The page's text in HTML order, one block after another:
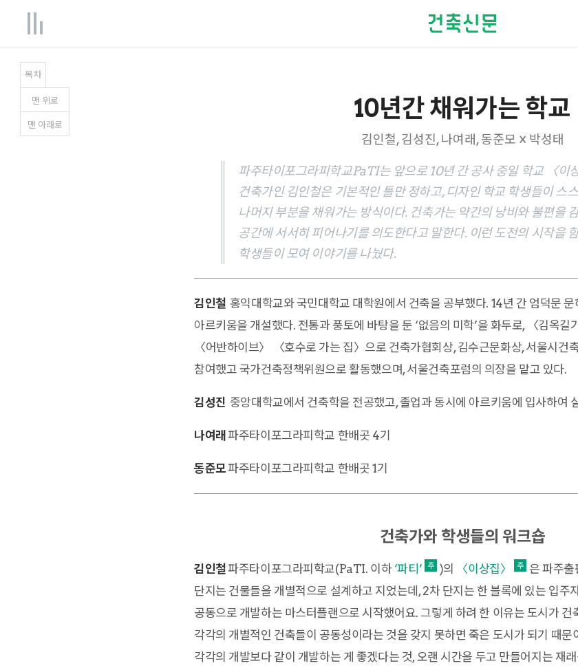
목차
10년간 채워가는 학교
김인철, 김성진, 나여래, 동준모 × 박성태
파주타이포그라피학교PaTI는 앞으로 10년 간 공사 중일 학교 〈이
건축가인 김인철은 기본적인 틀만 정하고, 디자인 학교 학생들이 스
나머지 부분을 채워가는 방식이다. 건축가는 약간의 낭비와 불편을
공간에 서서히 피어나기를 의도한다고 말한다. 이런 도전의 시작을
학생들이 모여 이야기를 나눴다.
김인철 홍익대학교와 국민대학교 대학원에서 건축을 공부했다. 14년 간 엄덕문
아르키움을 개설했다. 전통과 풍토에 바탕을 둔 ‘없음의 미학’을 화두로, 〈김옥길
〈어반하이브〉 〈호수로 가는 집〉으로 건축가협회상, 김수근문화상, 서울시건
참여했고 국가건축정책위원으로 활동했으며, 서울건축포럼의 의장을 맡고 있다.
김성진 중앙대학교에서 건축학을 전공했고, 졸업과 동시에 아르키움에 입사하여
나여래파주타이포그라피학교 한배곳 4기
동준모파주타이포그라피학교 한배곳 1기
건축가와 학생들의 워크숍
김인철파주타이포그라피학교(PaTI. 이하 ‘파티’ )의 〈이상집〉
은 파주출
단지는 건물들을 개별적으로 설계하고 지었는데, 2차 단지는 한 블록에 있는 입주
공동으로 개발하는 마스터플랜으로 시작했어요. 그렇게 하려 한 이유는 도시가
각각의 개별적인 건축들이 공동성이라는 것을 갖지 못하면 죽은 도시가 되기 때문
각각의 개발보다 같이 개발하는 게 좋겠다는 것, 오랜 시간을 두고 만들어지는 재
맨 위 로
맨 아래로